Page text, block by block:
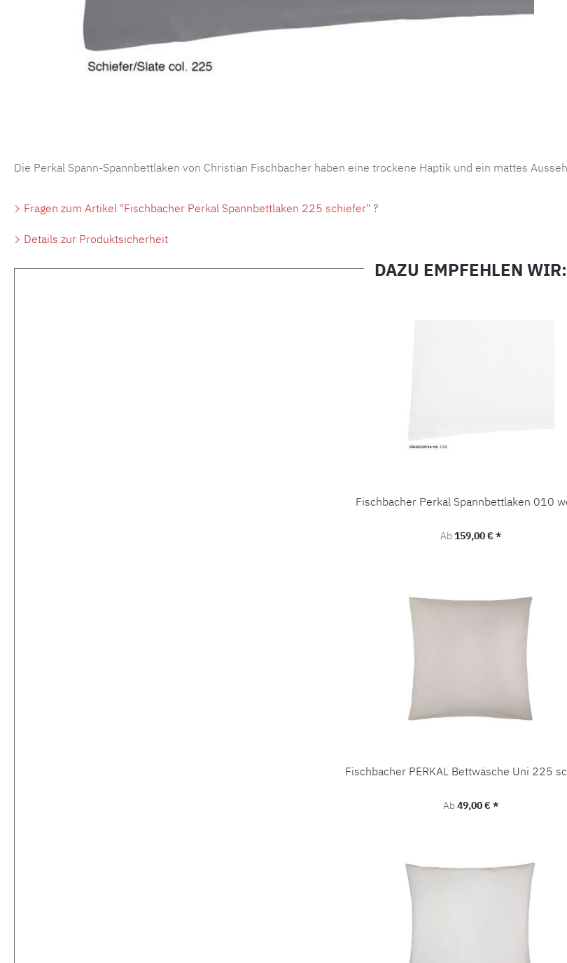
Die Perkal Spann-Spannbettlaken von Christian Fischbacher haben eine trockene Haptik und ein mattes
Fragen zum Artikel "Fischbacher Perkal Spannbettlaken 225 schiefer" ?
Details zur Produktsicherheit
DAZU EMPFEHLEN WIR:
Fischbacher Perkal Spannbettlaken 010
Regulärer Preis:
Ab159,00 € *
Fischbacher PERKAL Bettwäsche Uni 225
Regulärer Preis:
Ab49,00 € *